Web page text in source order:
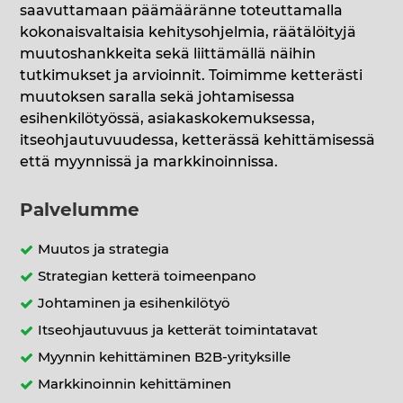
saavuttamaan päämääränne toteuttamalla
kokonaisvaltaisia kehitysohjelmia, räätälöityjä
muutoshankkeita sekä liittämällä näihin
tutkimukset ja arvioinnit. Toimimme ketterästi
muutoksen saralla sekä johtamisessa
esihenkilötyössä, asiakaskokemuksessa,
itseohjautuvuudessa, ketterässä kehittämisessä
että myynnissä ja markkinoinnissa.
Palvelumme
Muutos ja strategia
Strategian ketterä toimeenpano
Johtaminen ja esihenkilötyö
Itseohjautuvuus ja ketterät toimintatavat
Myynnin kehittäminen B2B-yrityksille
Markkinoinnin kehittäminen